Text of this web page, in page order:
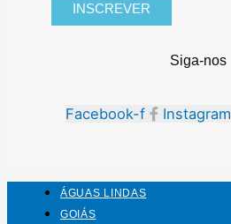
INSCREVER
Siga-nos
Facebook-f Instagram
ÁGUAS LINDAS
GOIÁS